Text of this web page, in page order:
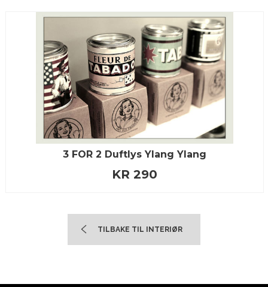
3 FOR 2 Duftlys Ylang Ylang
KR 290
TILBAKE TIL INTERIØR